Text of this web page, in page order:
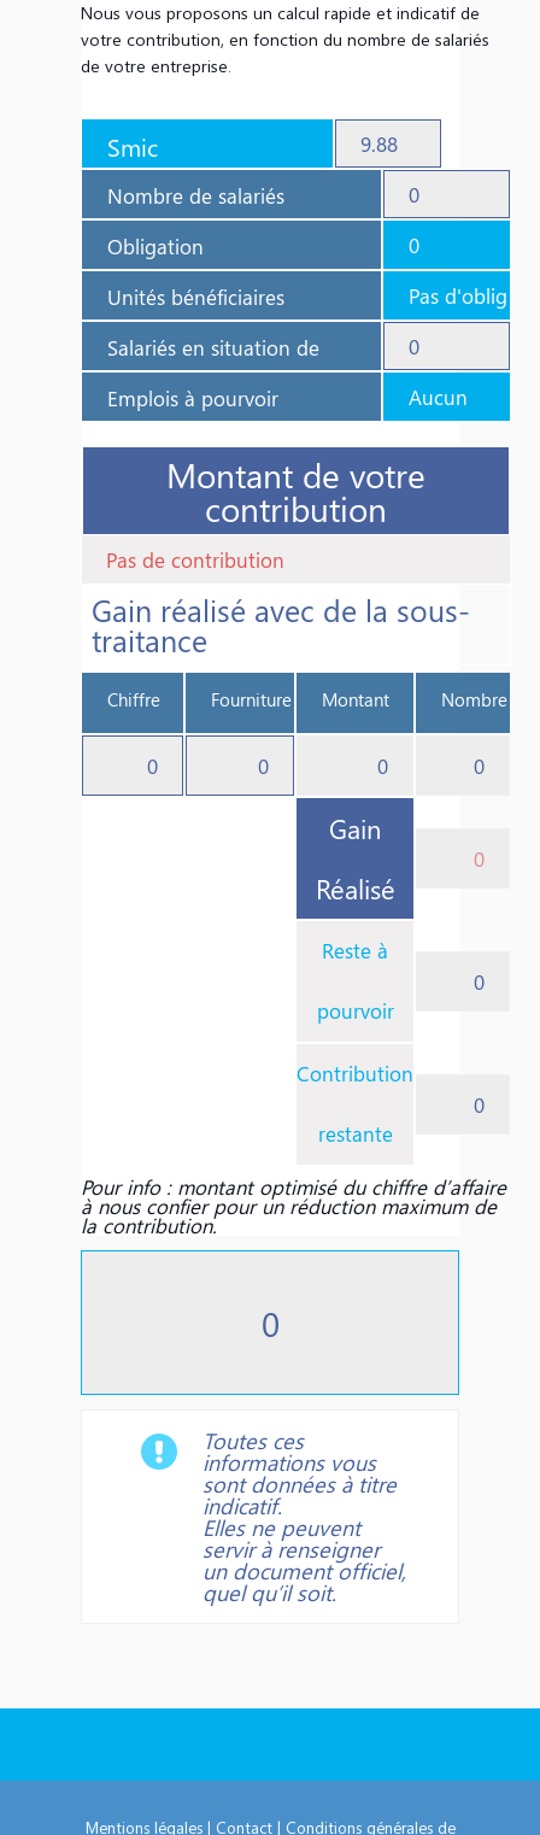
Nous vous proposons un calcul rapide et indicatif de
votre contribution, en fonction du nombre de salariés
de votre entreprise.
Smic
Nombre de salariés
Obligation
Unités bénéficiaires
Salariés en situation de
handicap dans l’entreprise
Emplois à pourvoir
Montant de votre
contribution
Gain réalisé avec de la sous-
traitance
Chiffre
confié
Fourniture
Montant
compte
Nombre
Gain
Réalisé
Reste à
pourvoir
Contribution
restante
Pour info : montant optimisé du chiffre d’affaire
à nous confier pour un réduction maximum de
la contribution.
Toutes ces
informations vous
sont données à titre
indicatif.
Elles ne peuvent
servir à renseigner
un document officiel,
quel qu’il soit.
Mentions légales| Contact| Conditions générales de